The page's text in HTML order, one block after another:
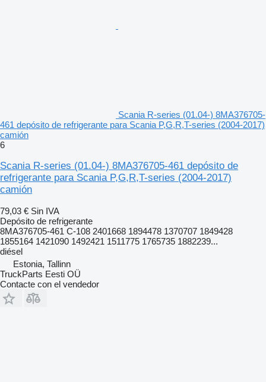
Scania R-series (01.04-) 8MA376705-
461 depósito de refrigerante para Scania P,G,R,T-series (2004-2017)
camión
6
Scania R-series (01.04-) 8MA376705-461 depósito de
refrigerante para Scania P,G,R,T-series (2004-2017)
camión
79,03 € Sin IVA
Depósito de refrigerante
8MA376705-461 C-108 2401668 1894478 1370707 1849428
1855164 1421090 1492421 1511775 1765735 1882239...
diésel
Estonia, Tallinn
TruckParts Eesti OÜ
Contacte con el vendedor